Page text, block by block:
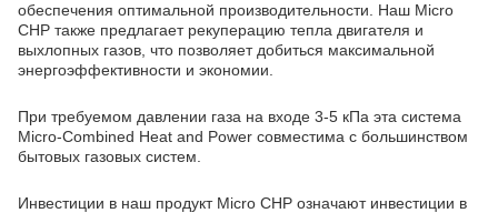
обеспечения оптимальной производительности. Наш Micro
CHP также предлагает рекуперацию тепла двигателя и
выхлопных газов, что позволяет добиться максимальной
энергоэффективности и экономии.
При требуемом давлении газа на входе 3-5 кПа эта система
Micro-Combined Heat and Power совместима с большинством
бытовых газовых систем.
Инвестиции в наш продукт Micro CHP означают инвестиции в